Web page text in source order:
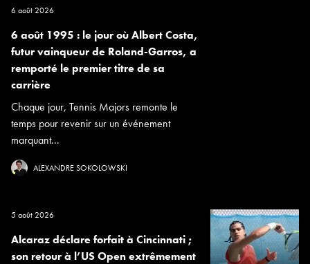
6 août 2026
6 août 1995 : le jour où Albert Costa,
futur vainqueur de Roland-Garros, a
remporté le premier titre de sa
carrière
Chaque jour, Tennis Majors remonte le
temps pour revenir sur un événement
marquant...
ALEXANDRE SOKOLOWSKI
5 août 2026
Alcaraz déclare forfait à Cincinnati ;
son retour à l’US Open extrêmement